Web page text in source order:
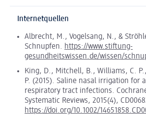
Internetquellen
Albrecht, M., Vogelsang, N., &
Schnupfen. https://www.stiftung-
gesundheitswissen.de/wissen/
King, D., Mitchell, B., Williams, C.
P. (2015). Saline nasal irrigation for
respiratory tract infections.
Systematic Reviews, 2015(4),
https://doi.org/10.1002/